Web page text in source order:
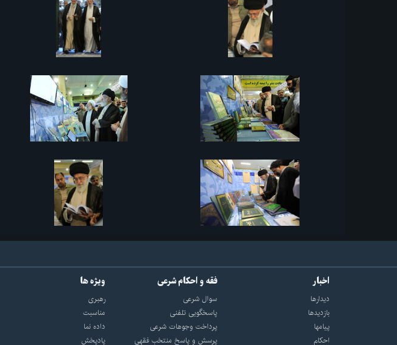
اخبار
دیدارها
بازديدها
پيامها
احكام
فقه و احکام شرعی
سوال شرعی
پاسخگویی تلفنی
پرداخت وجوهات شرعی
پرسش و پاسخ منتخب فقهی
ویژه ها
رهبری
مناسبت
داده نما
پادپخش